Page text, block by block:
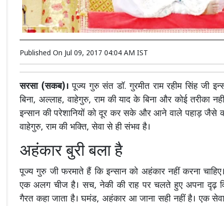
Published On Jul 09, 2017 04:04 AM IST
सरसा (सकब)। पूज्य गुरु संत डॉ. गुरमीत राम रहीम सिंह जी
बिना, अल्लाह, वाहेगुरु, राम की याद के बिना और कोई तरीका
इन्सान की परेशानियों को दूर कर सके और आने वाले पहाड़ जैसे
वाहेगुरु, राम की भक्ति, सेवा से ही संभव है।
अहंकार बुरी बला है
पूज्य गुरु जी फरमाते हैं कि इन्सान को अहंकार नहीं करना
एक अलग चीज है। सच, नेकी की राह पर चलते हुए अपना दृढ़
गैरत कहा जाता है। घमंड, अहंकार आ जाना सही नहीं है। एक